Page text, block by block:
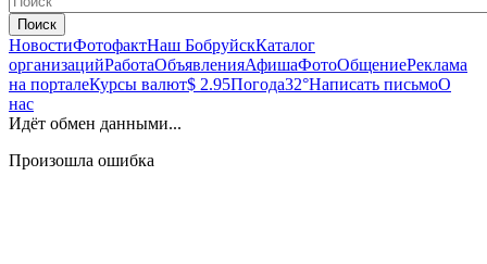
Поиск
НовостиФотофактНаш БобруйскКаталог
организацийРаботаОбъявленияАфишаФотоОбщениеРеклама
на порталеКурсы валют$ 2.95Погода32°Написать письмоО
нас
Идёт обмен данными...
Произошла ошибка